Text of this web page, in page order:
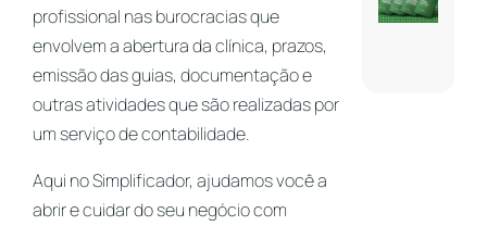
profissional nas burocracias que
envolvem a abertura da clínica, prazos,
emissão das guias, documentação e
outras atividades que são realizadas por
um serviço de contabilidade.
Aqui no Simplificador, ajudamos você a
abrir e cuidar do seu negócio com